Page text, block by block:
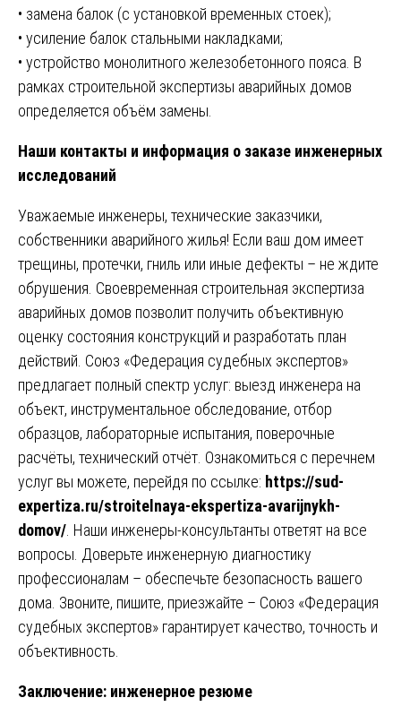
• замена балок (с установкой временных стоек);
• усиление балок стальными накладками;
• устройство монолитного железобетонного пояса. В
рамках строительной экспертизы аварийных домов
определяется объём замены.
Наши контакты и информация о заказе инженерных
исследований
Уважаемые инженеры, технические заказчики,
собственники аварийного жилья! Если ваш дом имеет
трещины, протечки, гниль или иные дефекты – не ждите
обрушения. Своевременная строительная экспертиза
аварийных домов позволит получить объективную
оценку состояния конструкций и разработать план
действий. Союз «Федерация судебных экспертов»
предлагает полный спектр услуг: выезд инженера на
объект, инструментальное обследование, отбор
образцов, лабораторные испытания, поверочные
расчёты, технический отчёт. Ознакомиться с перечнем
услуг вы можете, перейдя по ссылке: https://sud-
expertiza.ru/stroitelnaya-ekspertiza-avarijnykh-
domov/ . Наши инженеры-консультанты ответят на все
вопросы. Доверьте инженерную диагностику
профессионалам – обеспечьте безопасность вашего
дома. Звоните, пишите, приезжайте – Союз «Федерация
судебных экспертов» гарантирует качество, точность и
объективность.
Заключение: инженерное резюме